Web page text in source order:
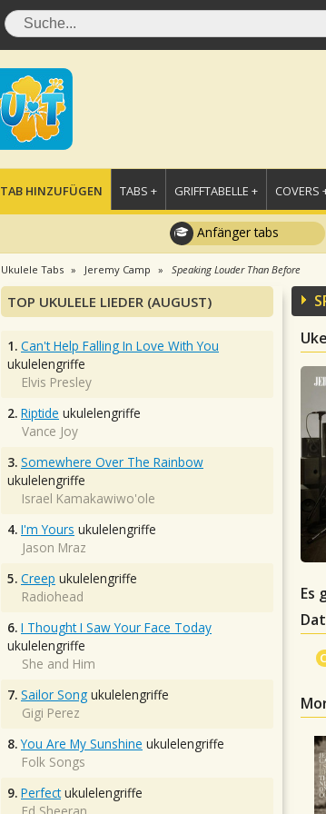
TAB HINZUFÜGEN TABS + GRIFFTABELLE + COVERS
Anfänger tabs
Ukulele Tabs Jeremy Camp Speaking Louder Than Before
Es
TOP UKULELE LIEDER (AUGUST)
1. Can't Help Falling In Love With You
ukulelengriffe
Elvis Presley
2. Riptide ukulelengriffe
Vance Joy
3. Somewhere Over The Rainbow
ukulelengriffe
Israel Kamakawiwo'ole
4. I'm Yours ukulelengriffe
Jason Mraz
5. Creep ukulelengriffe
Radiohead
6. I Thought I Saw Your Face Today
ukulelengriffe
She and Him
7. Sailor Song ukulelengriffe
Gigi Perez
8. You Are My Sunshine ukulelengriffe
Folk Songs
9. Perfectukulelengriffe